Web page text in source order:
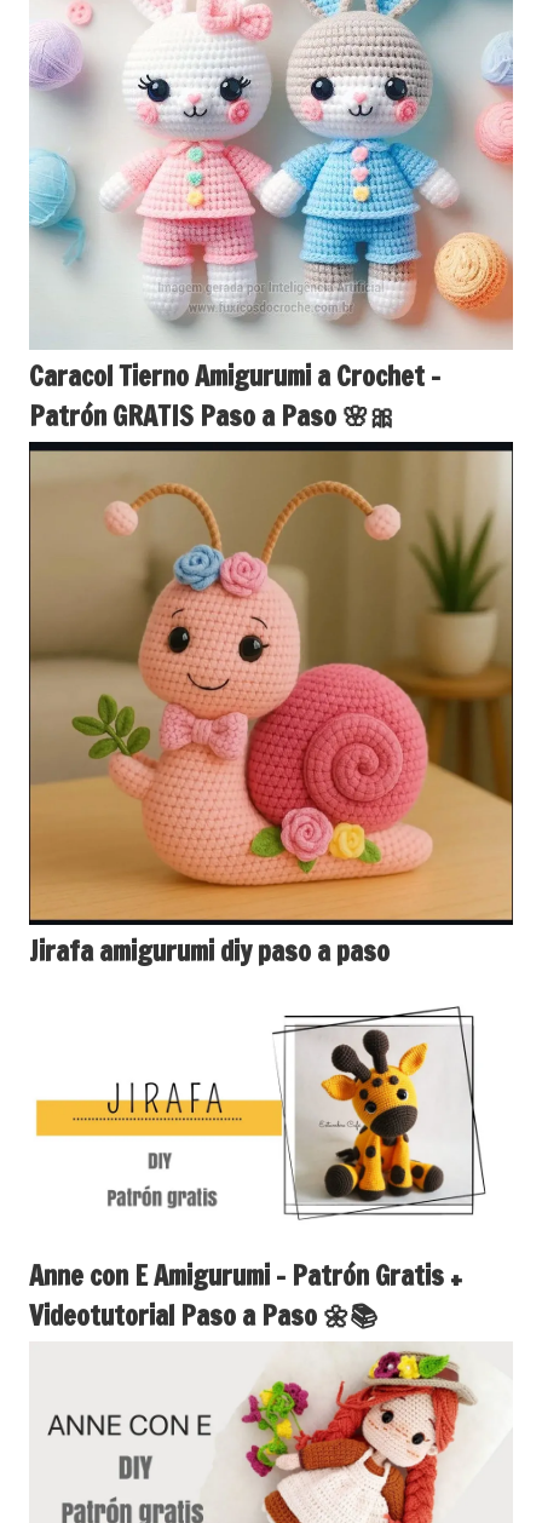
Caracol Tierno Amigurumi a Crochet –
Patrón GRATIS Paso a Paso 🌸🎀
Jirafa amigurumi diy paso a paso
Anne con E Amigurumi – Patrón Gratis +
Videotutorial Paso a Paso 🌼📚